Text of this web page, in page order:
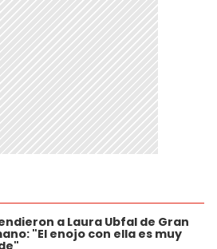
a Laura Ubfal de Gran
"El enojo con ella es muy